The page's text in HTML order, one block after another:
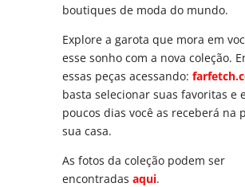
boutiques de moda do mundo.
Explore a garota que mora em
esse sonho com a nova coleção.
essas peças acessando:
basta selecionar suas favoritas e
poucos dias você as receberá na
sua casa.
As fotos da coleção podem ser
encontradasaqui.